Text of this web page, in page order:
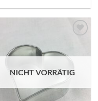
hinzufügen
NICHT VORRÄTIG